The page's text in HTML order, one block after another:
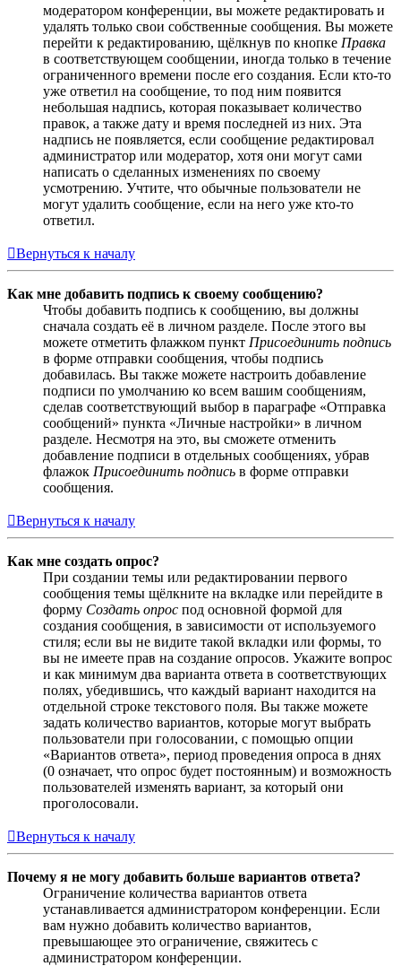
модератором конференции, вы можете редактировать и
удалять только свои собственные сообщения. Вы можете
перейти к редактированию, щёлкнув по кнопке Правка
в соответствующем сообщении, иногда только в течение
ограниченного времени после его создания. Если кто-то
уже ответил на сообщение, то под ним появится
небольшая надпись, которая показывает количество
правок, а также дату и время последней из них. Эта
надпись не появляется, если сообщение редактировал
администратор или модератор, хотя они могут сами
написать о сделанных изменениях по своему
усмотрению. Учтите, что обычные пользователи не
могут удалить сообщение, если на него уже кто-то
ответил.
Вернуться к началу
Как мне добавить подпись к своему сообщению?
Чтобы добавить подпись к сообщению, вы должны
сначала создать её в личном разделе. После этого вы
можете отметить флажком пункт Присоединить подпись
в форме отправки сообщения, чтобы подпись
добавилась. Вы также можете настроить добавление
подписи по умолчанию ко всем вашим сообщениям,
сделав соответствующий выбор в параграфе «Отправка
сообщений» пункта «Личные настройки» в личном
разделе. Несмотря на это, вы сможете отменить
добавление подписи в отдельных сообщениях, убрав
флажок Присоединить подпись в форме отправки
сообщения.
Вернуться к началу
Как мне создать опрос?
При создании темы или редактировании первого
сообщения темы щёлкните на вкладке или перейдите в
форму Создать опрос под основной формой для
создания сообщения, в зависимости от используемого
стиля; если вы не видите такой вкладки или формы, то
вы не имеете прав на создание опросов. Укажите вопрос
и как минимум два варианта ответа в соответствующих
полях, убедившись, что каждый вариант находится на
отдельной строке текстового поля. Вы также можете
задать количество вариантов, которые могут выбрать
пользователи при голосовании, с помощью опции
«Вариантов ответа», период проведения опроса в днях
(0 означает, что опрос будет постоянным) и возможность
пользователей изменять вариант, за который они
проголосовали.
Вернуться к началу
Почему я не могу добавить больше вариантов ответа?
Ограничение количества вариантов ответа
устанавливается администратором конференции. Если
вам нужно добавить количество вариантов,
превышающее это ограничение, свяжитесь с
администратором конференции.